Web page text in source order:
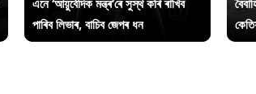
পাৰিব লিভাৰ, বাচিব জেপৰ ধন